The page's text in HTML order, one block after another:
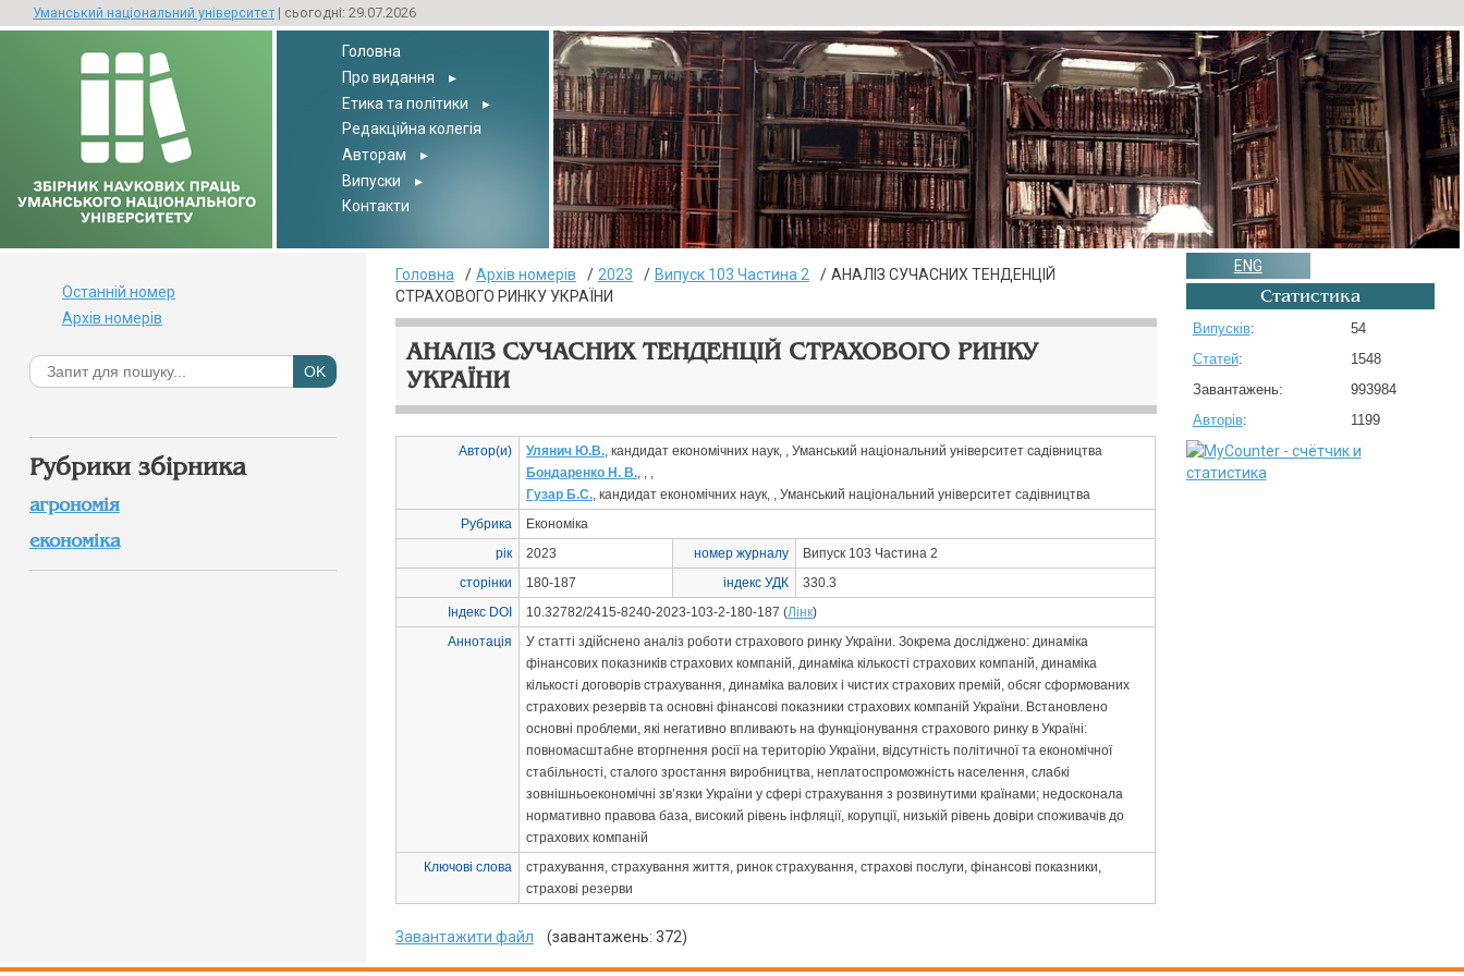
Уманський національний університет| сьогодні: 29.07.2026
Головна
Про видання
▸
Етика та політики
▸
Редакційна колегія
Авторам
▸
Випуски
▸
Контакти
Головна Архів номерів 2023 Випуск 103 Частина 2
АНАЛІЗ СУЧАСНИХ ТЕНДЕНЦІЙ
СТРАХОВОГО РИНКУ УКРАЇНИ
АНАЛІЗ СУЧАСНИХ ТЕНДЕНЦІЙ СТРАХОВОГО РИНКУ
УКРАЇНИ
Автор(и) Улянич Ю.В., кандидат економічних наук, , Уманський національний університет садівництва
Бондаренко Н. В., , ,
Гузар Б.С., кандидат економічних наук, , Уманський національний університет садівництва
Рубрика
Економіка
рік
2023 номер журналу
Випуск 103 Частина 2
сторінки
180-187 індекс УДК
330.3
Індекс DOI
10.32782/2415-8240-2023-103-2-180-187 (Лінк)
Аннотація
У статті здійснено аналіз роботи страхового ринку України. Зокрема досліджено: динаміка
фінансових показників страхових компаній, динаміка кількості страхових компаній, динаміка
кількості договорів страхування, динаміка валових і чистих страхових премій, обсяг сформованих
страхових резервів та основні фінансові показники страхових компаній України. Встановлено
основні проблеми, які негативно впливають на функціонування страхового ринку в Україні:
повномасштабне вторгнення росії на територію України, відсутність політичної та економічної
стабільності, сталого зростання виробництва, неплатоспроможність населення, слабкі
зовнішньоекономічні зв’язки України у сфері страхування з розвинутими країнами; недосконала
нормативно правова база, високий рівень інфляції, корупції, низькій рівень довіри споживачів до
страхових компаній
Ключові слова
страхування, страхування життя, ринок страхування, страхові послуги, фінансові показники,
страхові резерви
Завантажити файл (завантажень: 372)
Останній номер
Архів номерів
Рубрики збірника
агрономія
економіка
ENG
Статистика
Випусків:
54
Статей:
1548
Завантажень:
993984
Авторів: 1199